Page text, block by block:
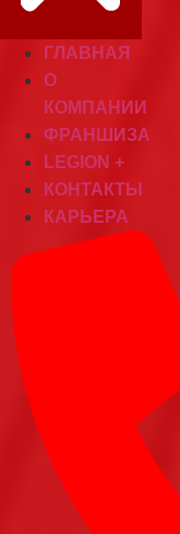
ГЛАВНАЯ
О
КОМПАНИИ
ФРАНШИЗА
LEGION +
КОНТАКТЫ
КАРЬЕРА